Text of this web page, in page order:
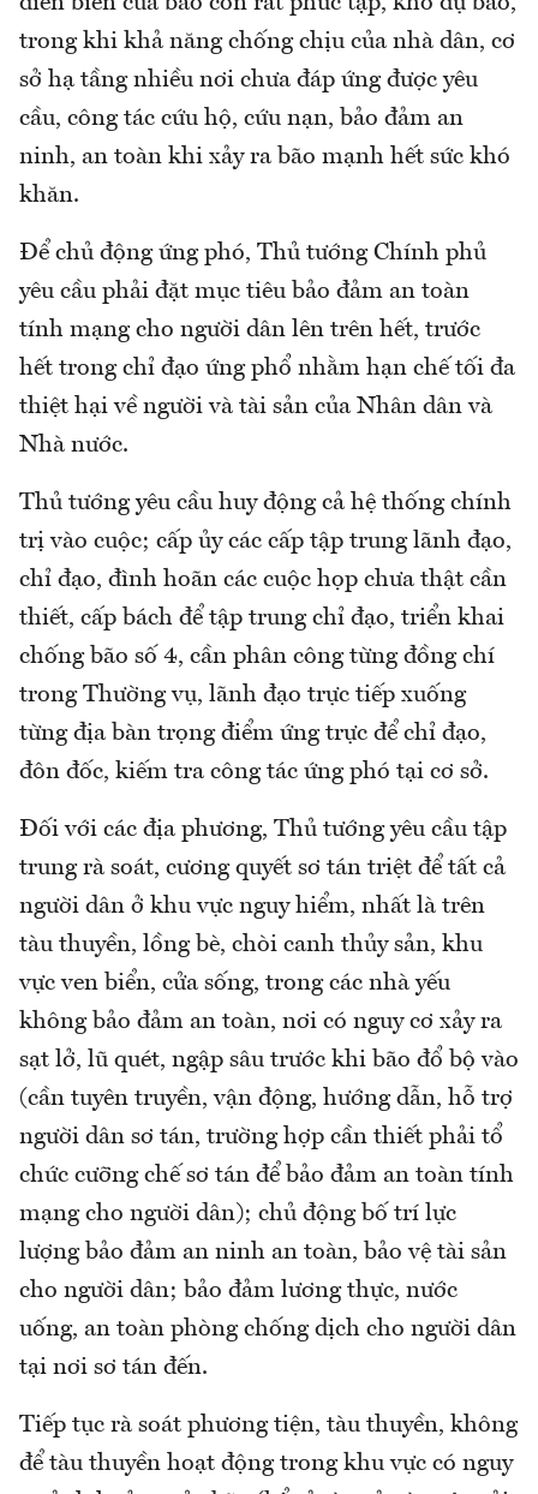
trong khi khả năng chống chịu của nhà dân, cơ
sở hạ tầng nhiều nơi chưa đáp ứng được yêu
cầu, công tác cứu hộ, cứu nạn, bảo đảm an
ninh, an toàn khi xảy ra bão mạnh hết sức khó
khăn.
Để chủ động ứng phó, Thủ tướng Chính phủ
yêu cầu phải đặt mục tiêu bảo đảm an toàn
tính mạng cho người dân lên trên hết, trước
hết trong chỉ đạo ứng phổ nhằm hạn chế tối đa
thiệt hại về người và tài sản của Nhân dân và
Nhà nước.
Thủ tướng yêu cầu huy động cả hệ thống chính
trị vào cuộc; cấp ủy các cấp tập trung lãnh đạo,
chỉ đạo, đình hoãn các cuộc họp chưa thật cần
thiết, cấp bách để tập trung chỉ đạo, triển khai
chống bão số 4, cần phân công từng đồng chí
trong Thường vụ, lãnh đạo trực tiếp xuống
từng địa bàn trọng điểm ứng trực để chỉ đạo,
đôn đốc, kiếm tra công tác ứng phó tại cơ sở.
Đối với các địa phương, Thủ tướng yêu cầu tập
trung rà soát, cương quyết sơ tán triệt để tất cả
người dân ở khu vực nguy hiểm, nhất là trên
tàu thuyền, lồng bè, chòi canh thủy sản, khu
vực ven biển, cửa sống, trong các nhà yếu
không bảo đảm an toàn, nơi có nguy cơ xảy ra
sạt lở, lũ quét, ngập sâu trước khi bão đổ bộ vào
(cần tuyên truyền, vận động, hướng dẫn, hỗ trợ
người dân sơ tán, trường hợp cần thiết phải tổ
chức cưỡng chế sơ tán để bảo đảm an toàn tính
mạng cho người dân); chủ động bố trí lực
lượng bảo đảm an ninh an toàn, bảo vệ tài sản
cho người dân; bảo đảm lương thực, nước
uống, an toàn phòng chống dịch cho người dân
tại nơi sơ tán đến.
Tiếp tục rà soát phương tiện, tàu thuyền, không
để tàu thuyền hoạt động trong khu vực có nguy